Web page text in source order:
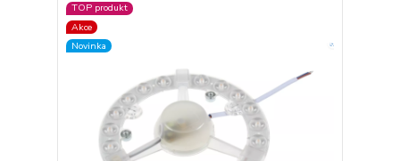
TOP produkt
Akce
Novinka